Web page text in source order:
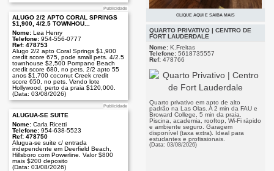
Publicidade
ALUGO 2/2 APTO CORAL SPRINGS
$1,900, 4/2.5 TOWNHOU...
Nome: Lea Henry
Telefone: 954-556-0777
Ref: 478753
Alugo 2/2 apto Coral Springs $1,900
credit score 675, pode small pets. 4/2.5
townhouse $2,500 Pompano Beach
credit score 680, no pets. 2/2 apto 55
anos $1,700 coconut Creek credit
score 650, no pets. Vendo lote
Hollywood, perto da praia $120,000.
(Data: 03/08/2026)
Publicidade
ALUGUA-SE SUITE
Nome: Carla Ricetti
Telefone: 954-638-5523
Ref: 478750
Alugua-se suite c/ entrada
independente em Deerfield Beach,
Hillsboro com Powerline. Valor $800
mais $200 deposito
(Data: 03/08/2026)
quartos em mobile homes em WEST
BOCA RATON, perto da Casa do Pão,
com passaporte e comprovação de
renda. Primeiro mês + 1 depósito para
mudar. Contate para mais informações.
CLIQUE AQUI E SAIBA MAIS
QUARTO PRIVATIVO | CENTRO DE
FORT LAUDERDALE
Nome: K.Freitas
Telefone: 5618735557
Ref: 478766
Quarto privativo em apto de alto
padrão na Las Olas. A 2 min da FAU e
Broward College, 5 min da praia.
Piscina, academia, rooftop, Wi-Fi rápido
e ambiente seguro. Garagem
disponível (taxa extra). Ideal para
estudantes e profissionais.
(Data: 03/08/2026)